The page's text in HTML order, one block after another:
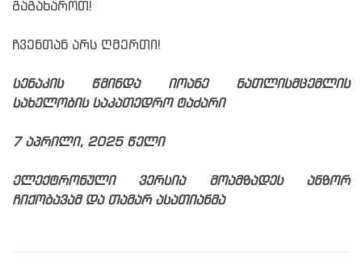
გაგახაროთ!
ჩვენთან არს ღმერთი!
სენაკის წმინდა იოანე ნათლისმცემლის
სახელობის საკათედრო ტაძარი
7 აპრილი, 2025 წელი
ელექტრონული ვერსია მოამზადეს ანზორ
ჩიქობავამ და თამარ ასათიანმა